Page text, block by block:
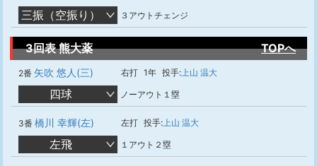
三振（空振り） ３アウトチェンジ
3回表 熊大薬 TOPへ
2番 矢吹 悠人(三) 右打 1年 投手:上山 温大
四球 ノーアウト１塁
3番 橋川 幸輝(左) 左打 投手:上山 温大
左飛 １アウト２塁